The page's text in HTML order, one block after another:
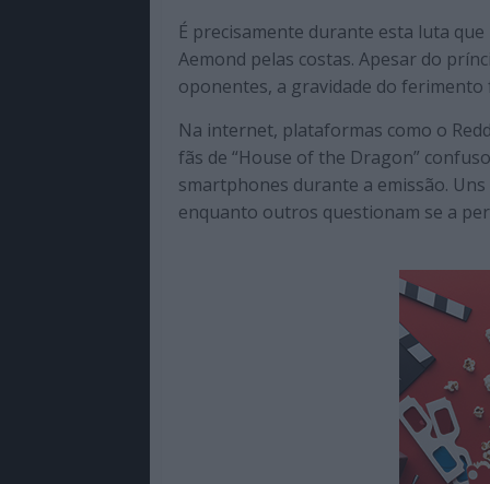
É precisamente durante esta luta
Aemond pelas costas. Apesar do
oponentes, a gravidade do
Na internet, plataformas como o
fãs de “House of the Dragon”
smartphones durante a emissão.
enquanto outros questionam se a